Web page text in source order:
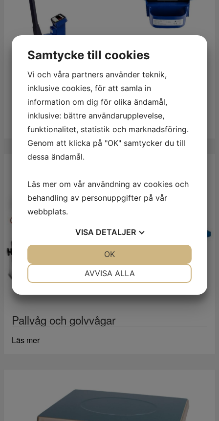
Pallyftarvåg
Läs mer
Pallvåg och golvvågar
Läs mer
Samtycke till cookies
Vi och våra partners använder teknik,
inklusive cookies, för att samla in
information om dig för olika ändamål,
inklusive: bättre användarupplevelse,
funktionalitet, statistik och marknadsföring.
Genom att klicka på "OK" samtycker du till
dessa ändamål.
Läs mer om vår användning av cookies och
behandling av personuppgifter på vår
webbplats.
VISA DETALJER
AVVISA ALLA
OK